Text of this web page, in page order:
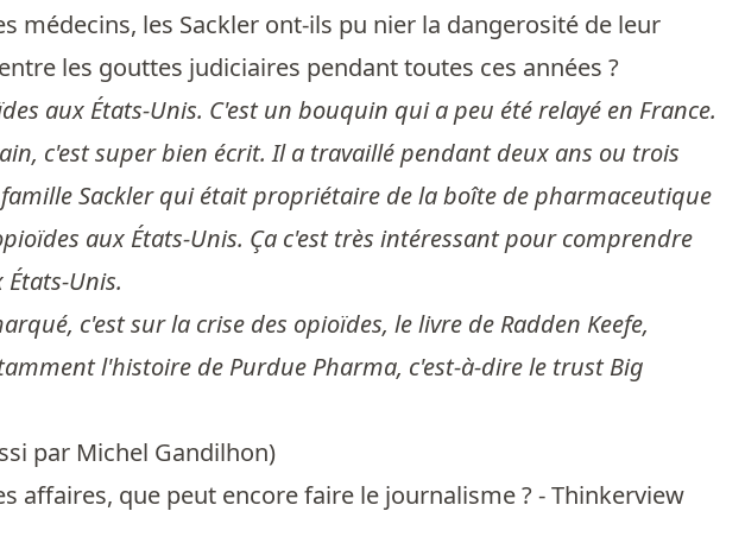
médecins, les Sackler ont-ils pu nier la dangerosité de leur
les gouttes judiciaires pendant toutes ces années ?
aux États-Unis. C'est un bouquin qui a peu été relayé en France.
c'est super bien écrit. Il a travaillé pendant deux ans ou trois
Sackler qui était propriétaire de la boîte de pharmaceutique
aux États-Unis. Ça c'est très intéressant pour comprendre
Unis.
c'est sur la crise des opioïdes, le livre de Radden Keefe,
l'histoire de Purdue Pharma, c'est-à-dire le trust Big
par Michel Gandilhon)
affaires, que peut encore faire le journalisme ? - Thinkerview